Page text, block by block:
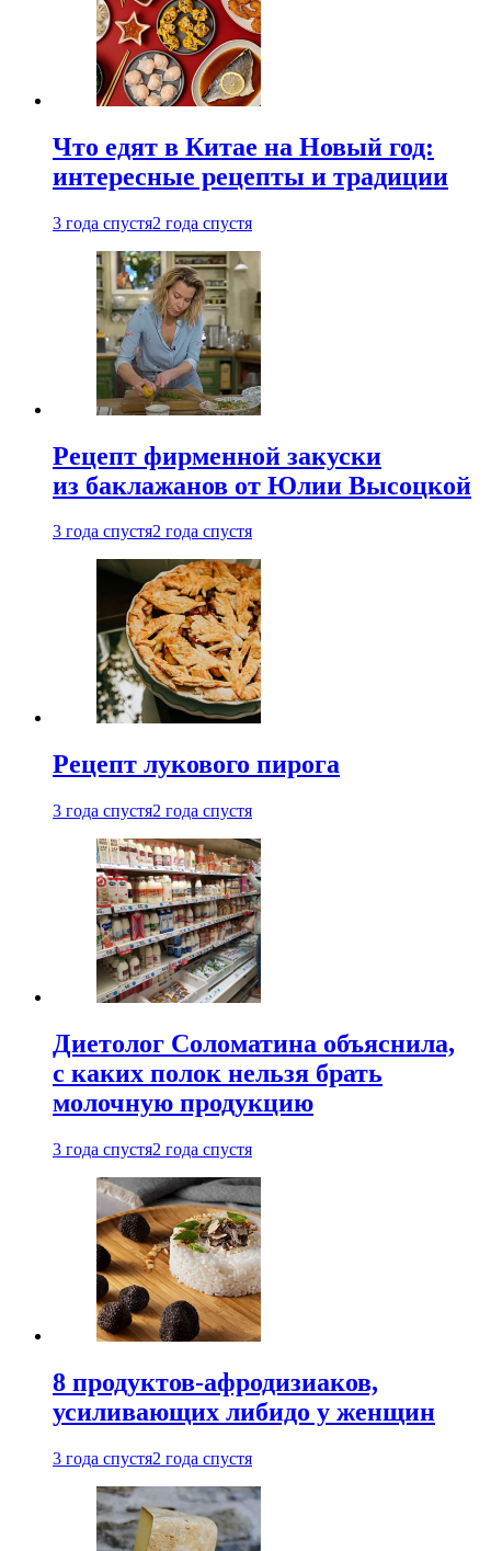
Что едят в Китае на Новый год:
интересные рецепты и традиции
3 года спустя2 года спустя
Рецепт фирменной закуски
из баклажанов от Юлии Высоцкой
3 года спустя2 года спустя
Рецепт лукового пирога
3 года спустя2 года спустя
Диетолог Соломатина объяснила,
с каких полок нельзя брать
молочную продукцию
3 года спустя2 года спустя
8 продуктов-афродизиаков,
усиливающих либидо у женщин
3 года спустя2 года спустя